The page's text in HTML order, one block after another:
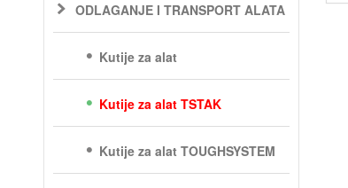
ODLAGANJE I TRANSPORT ALATA
Kutije za alat
Kutije za alat TSTAK
Kutije za alat TOUGHSYSTEM